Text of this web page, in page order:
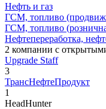
Нефть и газ
ГСМ, топливо
ГСМ, топливо
Нефтепереработка,
2 компании с
Upgrade Staff
3
ТрансНефтеПродукт
1
HeadHunter